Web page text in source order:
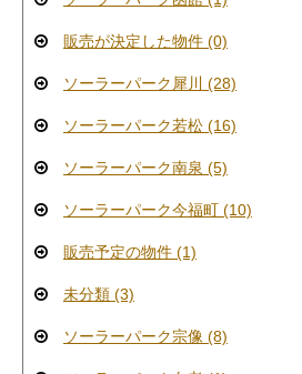
販売が決定した物件 (0)
ソーラーパーク犀川 (28)
ソーラーパーク若松 (16)
ソーラーパーク南泉 (5)
ソーラーパーク今福町 (10)
販売予定の物件 (1)
未分類 (3)
ソーラーパーク宗像 (8)